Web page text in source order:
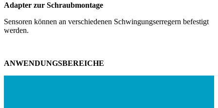
Adapter zur Schraubmontage
Sensoren können an verschiedenen Schwingungserregern befestigt
werden.
ANWENDUNGSBEREICHE